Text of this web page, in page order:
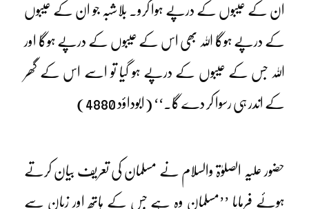
ان کے عیبوں کے درپے ہوا کرو۔ بلاشبہ جو ان کے عیبوں
کے درپے ہوگا اللہ بھی اس کے عیبوں کے درپے ہوگا اور
اللہ جس کے عیبوں کے درپے ہو گیا تو اسے اس کے گھر
کے اندر ہی رسوا کر دے گا۔‘‘ (ابوداؤد 4880)
حضور علیہ الصلوٰۃ والسلام نے مسلمان کی تعریف بیان کرتے
ہوئے فرمایا ’’مسلمان وہ ہے جس کے ہاتھ اور زبان سے